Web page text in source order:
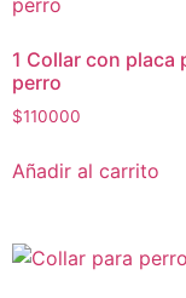
1 Collar con placa
perro
$110000
Añadir al carrito